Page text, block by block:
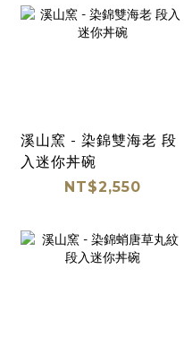
溪山窯 - 染錦雙海老 段
入迷你丼碗
NT$2,550